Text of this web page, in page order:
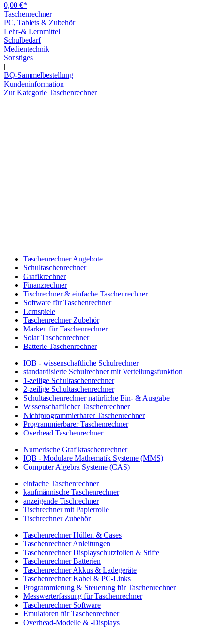
0,00 €*
Taschenrechner
PC, Tablets & Zubehör
Lehr-& Lernmittel
Schulbedarf
Medientechnik
Sonstiges
|
BQ-Sammelbestellung
Kundeninformation
Zur Kategorie Taschenrechner
Taschenrechner Angebote
Schultaschenrechner
Grafikrechner
Finanzrechner
Tischrechner & einfache Taschenrechner
Software für Taschenrechner
Lernspiele
Taschenrechner Zubehör
Marken für Taschenrechner
Solar Taschenrechner
Batterie Taschenrechner
IQB - wissenschaftliche Schulrechner
standardisierte Schulrechner mit Verteilungsfunktion
1-zeilige Schultaschenrechner
2-zeilige Schultaschenrechner
Schultaschenrechner natürliche Ein- & Ausgabe
Wissenschaftlicher Taschenrechner
Nichtprogrammierbarer Taschenrechner
Programmierbarer Taschenrechner
Overhead Taschenrechner
Numerische Grafiktaschenrechner
IQB - Modulare Mathematik Systeme (MMS)
Computer Algebra Systeme (CAS)
einfache Taschenrechner
kaufmännische Taschenrechner
anzeigende Tischrechner
Tischrechner mit Papierrolle
Tischrechner Zubehör
Taschenrechner Hüllen & Cases
Taschenrechner Anleitungen
Taschenrechner Displayschutzfolien & Stifte
Taschenrechner Batterien
Taschenrechner Akkus & Ladegeräte
Taschenrechner Kabel & PC-Links
Programmierung & Steuerung für Taschenrechner
Messwerterfassung für Taschenrechner
Taschenrechner Software
Emulatoren für Taschenrechner
Overhead-Modelle & -Displays